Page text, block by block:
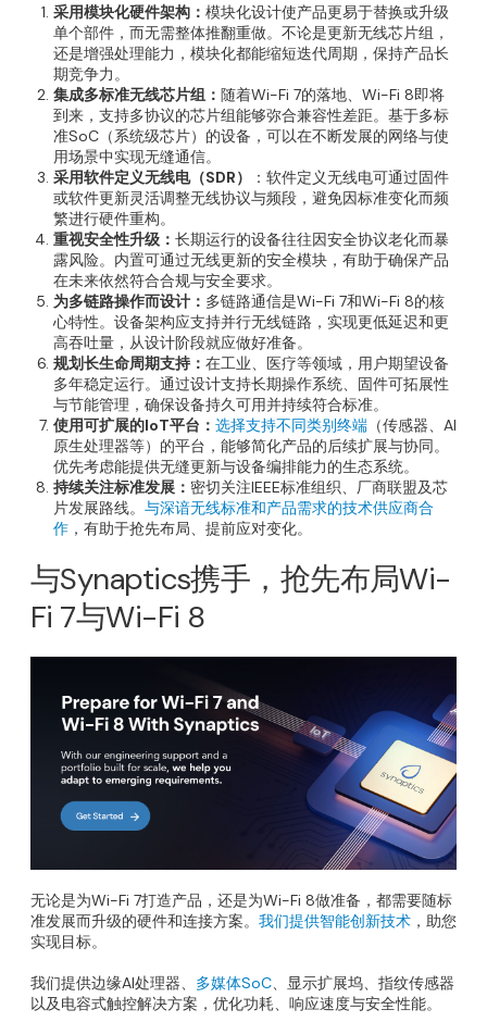
采用模块化硬件架构： 模块化设计使产品更易于替换或升级
单个部件，而无需整体推翻重做。不论是更新无线芯片组，
还是增强处理能力，模块化都能缩短迭代周期，保持产品长
期竞争力。
集成多标准无线芯片组： 随着Wi-Fi 7的落地、Wi-Fi 8即将
到来，支持多协议的芯片组能够弥合兼容性差距。基于多标
准SoC（系统级芯片）的设备，可以在不断发展的网络与使
用场景中实现无缝通信。
采用软件定义无线电（SDR）
：软件定义无线电可通过固件
或软件更新灵活调整无线协议与频段，避免因标准变化而频
繁进行硬件重构。
重视安全性升级： 长期运行的设备往往因安全协议老化而暴
露风险。内置可通过无线更新的安全模块，有助于确保产品
在未来依然符合合规与安全要求。
为多链路操作而设计： 多链路通信是Wi-Fi 7和Wi-Fi 8的核
心特性。设备架构应支持并行无线链路，实现更低延迟和更
高吞吐量，从设计阶段就应做好准备。
规划长生命周期支持： 在工业、医疗等领域，用户期望设备
多年稳定运行。通过设计支持长期操作系统、固件可拓展性
与节能管理，确保设备持久可用并持续符合标准。
使用可扩展的IoT平台： 选择支持不同类别终端 （传感器、AI
原生处理器等）的平台，能够简化产品的后续扩展与协同。
优先考虑能提供无缝更新与设备编排能力的生态系统。
持续关注标准发展： 密切关注IEEE标准组织、厂商联盟及芯
片发展路线。 与深谙无线标准和产品需求的技术供应商合
作 ，有助于抢先布局、提前应对变化。
与Synaptics携手，抢先布局Wi-
Fi 7与Wi-Fi 8
无论是为Wi-Fi 7打造产品，还是为Wi-Fi 8做准备，都需要随标
准发展而升级的硬件和连接方案。 我们提供智能创新技术 ，助您
实现目标。
我们提供边缘AI处理器、 多媒体SoC、显示扩展坞、指纹传感器
以及电容式触控解决方案，优化功耗、响应速度与安全性能。